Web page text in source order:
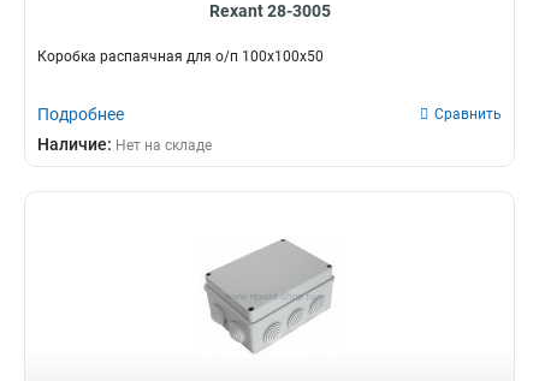
Rexant 28-3005
Коробка распаячная для о/п 100х100х50
Подробнее Сравнить
Наличие: Нет на складе